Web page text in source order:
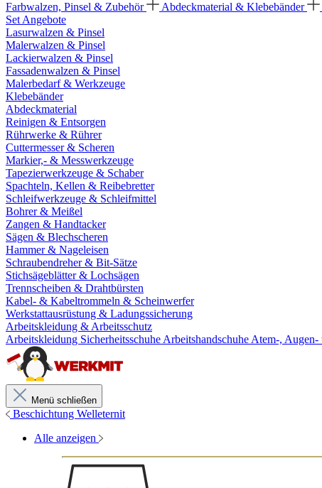
Farbwalzen, Pinsel & Zubehör
Abdeckmaterial & Klebebänder
Set Angebote
Lasurwalzen & Pinsel
Malerwalzen & Pinsel
Lackierwalzen & Pinsel
Fassadenwalzen & Pinsel
Malerbedarf & Werkzeuge
Klebebänder
Abdeckmaterial
Reinigen & Entsorgen
Rührwerke & Rührer
Cuttermesser & Scheren
Markier,- & Messwerkzeuge
Tapezierwerkzeuge & Schaber
Spachteln, Kellen & Reibebretter
Schleifwerkzeuge & Schleifmittel
Bohrer & Meißel
Zangen & Handtacker
Sägen & Blechscheren
Hammer & Nageleisen
Schraubendreher & Bit-Sätze
Stichsägeblätter & Lochsägen
Trennscheiben & Drahtbürsten
Kabel- & Kabeltrommeln & Scheinwerfer
Werkstattausrüstung & Ladungssicherung
Arbeitskleidung & Arbeitsschutz
Arbeitskleidung Sicherheitsschuhe Arbeitshandschuhe Atem-, Augen-
Menü schließen
Beschichtung Welleternit
Alle anzeigen